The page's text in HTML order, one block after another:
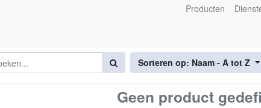
Producten
Sorteren op: Naam - A tot Z
Geen product